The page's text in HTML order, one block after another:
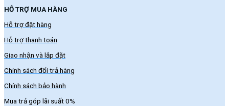
HỖ TRỢ MUA HÀNG
Hỗ trợ đặt hàng
Hỗ trợ thanh toán
Giao nhận và lắp đặt
Chính sách đổi trả hàng
Chính sách bảo hành
Mua trả góp lãi suất 0%